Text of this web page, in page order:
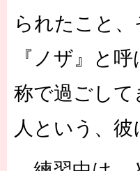
られたこと
『ノザ』と
称で過ごして
人という、